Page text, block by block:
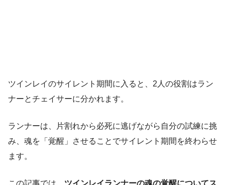
ツインレイのサイレント期間に入ると、2人の役割はラン
ナーとチェイサーに分かれます。
ランナーは、片割れから必死に逃げながら自分の試練に挑
み、魂を「覚醒」させることでサイレント期間を終わらせ
ます。
この記事では、 ツインレイランナーの魂の覚醒についてス